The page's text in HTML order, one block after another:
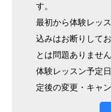
す。
最初から体験レッ
込みはお断りして
とは問題ありません
体験レッスン予定
定後の変更・キャ